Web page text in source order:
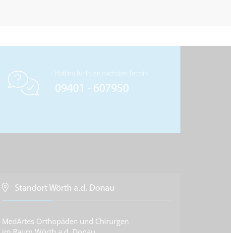
Hotline für Ihren nächsten Termin
09401 - 607950
Standort Wörth a.d. Donau
MedArtes Orthopäden und Chirurgen